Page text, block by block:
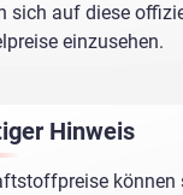
auf diese
einzusehen.
Hinweis